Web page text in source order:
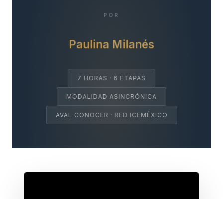
POR
Paulina Milanés
7 HORAS · 6 ETAPAS
MODALIDAD ASINCRÓNICA
AVAL CONOCER · RED ICEMÉXICO